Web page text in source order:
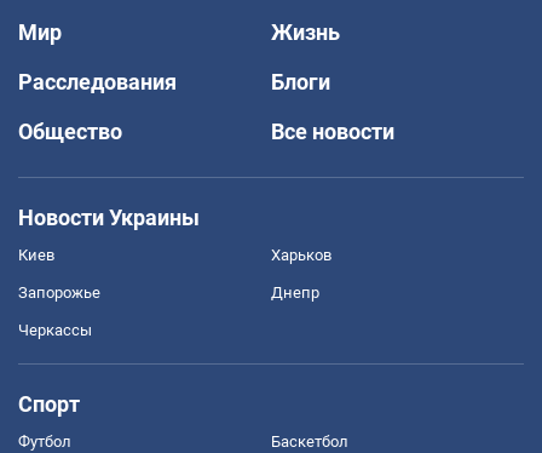
Мир
Жизнь
Расследования
Блоги
Общество
Все новости
Новости Украины
Киев Харьков
Запорожье Днепр
Черкассы
Спорт
Футбол Баскетбол